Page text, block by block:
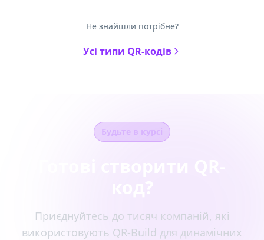
Не знайшли потрібне?
Усі типи QR-кодів
Будьте в курсі
Приєднуйтесь до тисяч компаній, які
використовують QR-Build для динамічних